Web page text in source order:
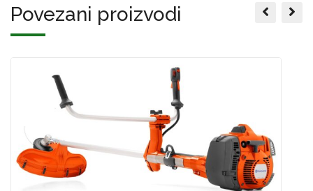
Povezani proizvodi